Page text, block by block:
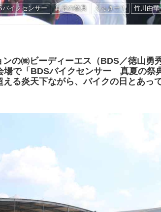
バイクセンサー 真夏の祭典 くっきー！ 竹川由華
の㈱ビーディーエス（BDS／徳山勇
場で「BDSバイクセンサー 真夏の祭
る炎天下ながら、バイクの日とあっ